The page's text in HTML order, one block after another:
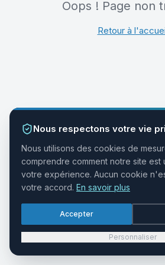
Oops ! Page non
Retour à
Nous respectons votre vie
Nous utilisons des cookies de
comprendre comment notre site est
votre expérience. Aucun cookie
votre accord. En savoir plus
Accepter
Personnaliser